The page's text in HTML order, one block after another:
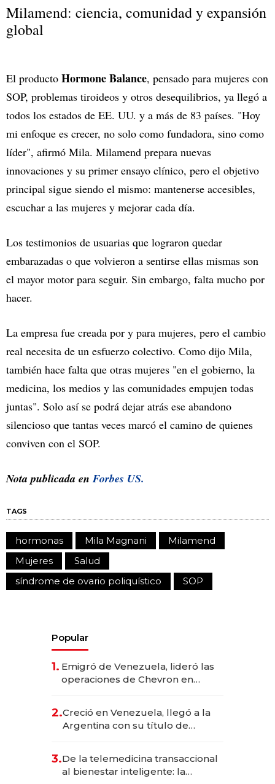
Milamend: ciencia, comunidad y expansión
global
El producto Hormone Balance, pensado para mujeres con
SOP, problemas tiroideos y otros desequilibrios, ya llegó a
todos los estados de EE. UU. y a más de 83 países. "Hoy
mi enfoque es crecer, no solo como fundadora, sino como
líder", afirmó Mila. Milamend prepara nuevas
innovaciones y su primer ensayo clínico, pero el objetivo
principal sigue siendo el mismo: mantenerse accesibles,
escuchar a las mujeres y mejorar cada día.
Los testimonios de usuarias que lograron quedar
embarazadas o que volvieron a sentirse ellas mismas son
el mayor motor para seguir. Sin embargo, falta mucho por
hacer.
La empresa fue creada por y para mujeres, pero el cambio
real necesita de un esfuerzo colectivo. Como dijo Mila,
también hace falta que otras mujeres "en el gobierno, la
medicina, los medios y las comunidades empujen todas
juntas". Solo así se podrá dejar atrás ese abandono
silencioso que tantas veces marcó el camino de quienes
conviven con el SOP.
Nota publicada en Forbes US.
TAGS
hormonas Mila Magnani
Milamend
Mujeres
Salud
síndrome de ovario poliquístico
SOP
Popular
1. Emigró de Venezuela, lideró las
operaciones de Chevron en
2.Creció en Venezuela, llegó a la
Argentina con su título de
las marcas "fast premium"
3.De la telemedicina transaccional
al bienestar inteligente: la